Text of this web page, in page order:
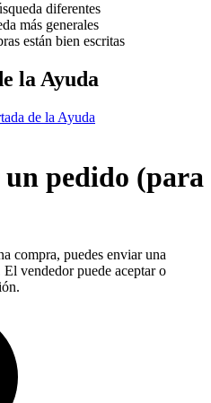
diferentes
más generales
están bien escritas
la Ayuda
de la Ayuda
pedido (para
compra, puedes enviar una
vendedor puede aceptar o